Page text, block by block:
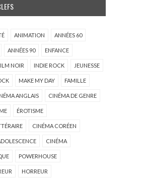
ANIMATION ANNÉES 60
ANNÉES 90 ENFANCE
NOIR INDIE ROCK JEUNESSE
MAKE MY DAY FAMILLE
ANGLAIS CINÉMA DE GENRE
ÉROTISME
CINÉMA CORÉEN
CINÉMA
POWERHOUSE
HORREUR